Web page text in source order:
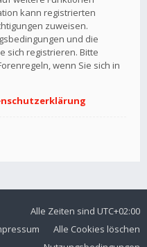
kann registrierten
zuweisen.
und die
sich registrieren. Bitte
wenn Sie sich in
Alle Zeiten sind UTC+02:00
Alle Cookies löschen